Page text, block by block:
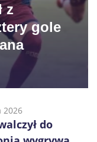
z
gole
2026
do